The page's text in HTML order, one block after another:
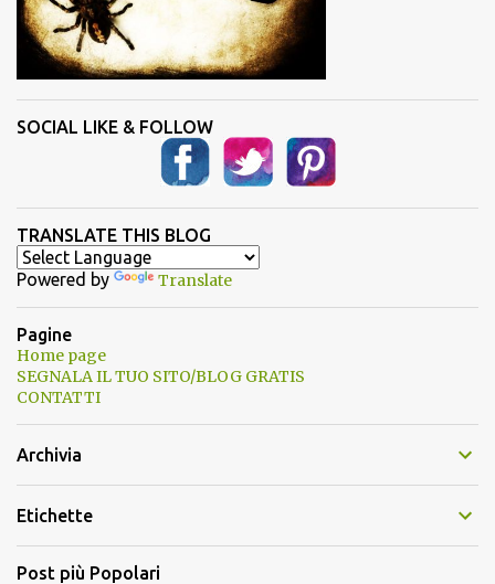
SOCIAL LIKE & FOLLOW
TRANSLATE THIS BLOG
Powered by Translate
Pagine
Home page
SEGNALA IL TUO SITO/BLOG GRATIS
CONTATTI
Archivia
Etichette
Post più Popolari